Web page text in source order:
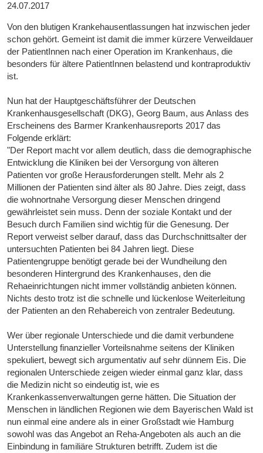
24.07.2017
Von den blutigen Krankehausentlassungen hat inzwischen jeder
schon gehört. Gemeint ist damit die immer kürzere Verweildauer
der PatientInnen nach einer Operation im Krankenhaus, die
besonders für ältere PatientInnen belastend und kontraproduktiv
ist.
Nun hat der Hauptgeschäftsführer der Deutschen
Krankenhausgesellschaft (DKG), Georg Baum, aus Anlass des
Erscheinens des Barmer Krankenhausreports 2017 das
Folgende erklärt:
"Der Report macht vor allem deutlich, dass die demographische
Entwicklung die Kliniken bei der Versorgung von älteren
Patienten vor große Herausforderungen stellt. Mehr als 2
Millionen der Patienten sind älter als 80 Jahre. Dies zeigt, dass
die wohnortnahe Versorgung dieser Menschen dringend
gewährleistet sein muss. Denn der soziale Kontakt und der
Besuch durch Familien sind wichtig für die Genesung. Der
Report verweist selber darauf, dass das Durchschnittsalter der
untersuchten Patienten bei 84 Jahren liegt. Diese
Patientengruppe benötigt gerade bei der Wundheilung den
besonderen Hintergrund des Krankenhauses, den die
Rehaeinrichtungen nicht immer vollständig anbieten können.
Nichts desto trotz ist die schnelle und lückenlose Weiterleitung
der Patienten an den Rehabereich von zentraler Bedeutung.
Wer über regionale Unterschiede und die damit verbundene
Unterstellung finanzieller Vorteilsnahme seitens der Kliniken
spekuliert, bewegt sich argumentativ auf sehr dünnem Eis. Die
regionalen Unterschiede zeigen wieder einmal ganz klar, dass
die Medizin nicht so eindeutig ist, wie es
Krankenkassenverwaltungen gerne hätten. Die Situation der
Menschen in ländlichen Regionen wie dem Bayerischen Wald ist
nun einmal eine andere als in einer Großstadt wie Hamburg
sowohl was das Angebot an Reha-Angeboten als auch an die
Einbindung in familiäre Strukturen betrifft. Zudem ist die